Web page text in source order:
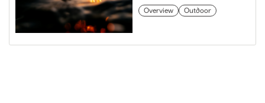
Overview Outdoor